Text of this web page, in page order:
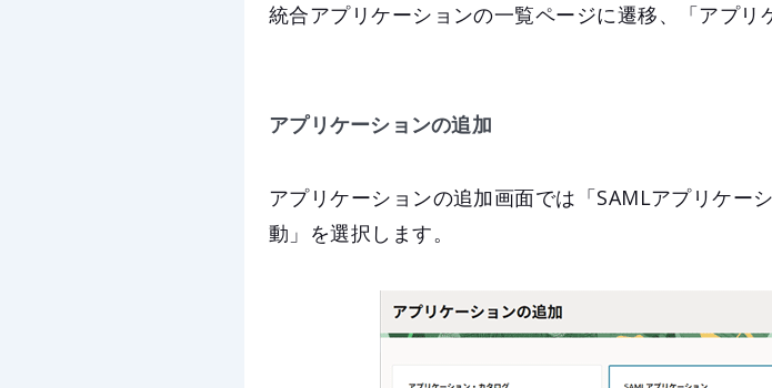
統合アプリケーションの一覧ページに遷移、「アプリ
アプリケーションの追加
アプリケーションの追加画面では「SAMLアプリケー
動」を選択します。